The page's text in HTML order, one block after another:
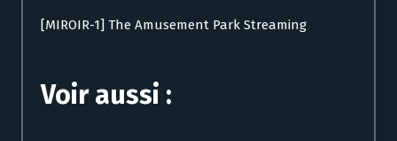
[MIROIR-1] The Amusement Park Streaming
Voir aussi :